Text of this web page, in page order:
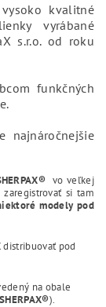
kvalitné
vyrábané
s.r.o. od roku
funkčných
najnáročnejšie
vo veľkej
si tam
modely pod
distribuovať pod
na obale
SHERPAX®).